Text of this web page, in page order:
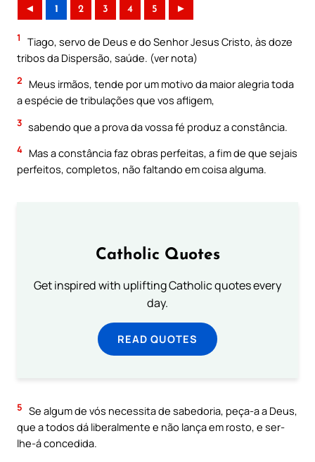
◄ 1 2 3 4 5 ►
1
Tiago, servo de Deus e do Senhor Jesus Cristo, às doze
tribos da Dispersão, saúde. (ver nota)
2
Meus irmãos, tende por um motivo da maior alegria toda
a espécie de tribulações que vos afligem,
3 sabendo que a prova da vossa fé produz a constância.
4 Mas a constância faz obras perfeitas, a fim de que sejais
perfeitos, completos, não faltando em coisa alguma.
Catholic Quotes
Get inspired with uplifting Catholic quotes every
day.
READ QUOTES
5 Se algum de vós necessita de sabedoria, peça-a a Deus,
que a todos dá liberalmente e não lança em rosto, e ser-
lhe-á concedida.